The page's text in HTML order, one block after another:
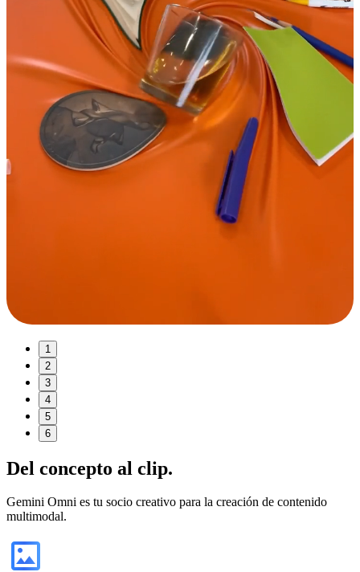
1
2
3
4
5
6
Del concepto al clip.
Gemini Omni es tu socio creativo para la creación de contenido
multimodal.